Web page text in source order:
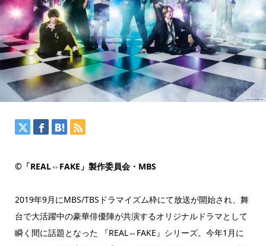
© 「REAL⇔FAKE」製作委員会・MBS
2019年9月にMBS/TBSドラマイズム枠にて放送が開始され、舞
台で大活躍中の豪華俳優陣が共演するオリジナルドラマとして
瞬く間に話題となった 『REAL⇔FAKE』シリーズ。今年1月に